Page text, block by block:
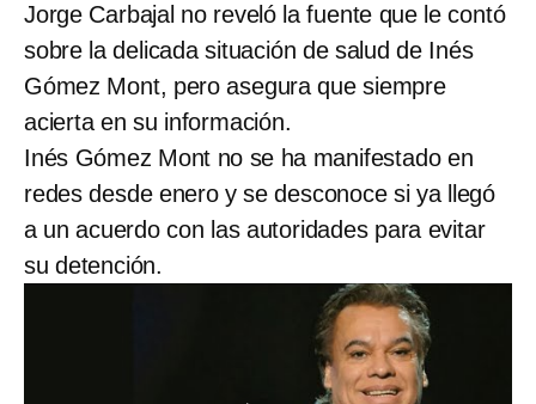
Jorge Carbajal no reveló la fuente que le contó
sobre la delicada situación de salud de Inés
Gómez Mont, pero asegura que siempre
acierta en su información.
Inés Gómez Mont no se ha manifestado en
redes desde enero y se desconoce si ya llegó
a un acuerdo con las autoridades para evitar
su detención.